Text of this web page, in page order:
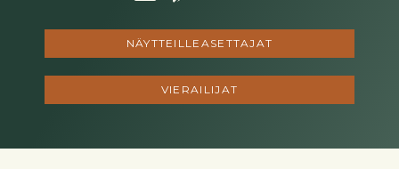
NÄYTTEILLEASETTAJAT
VIERAILIJAT